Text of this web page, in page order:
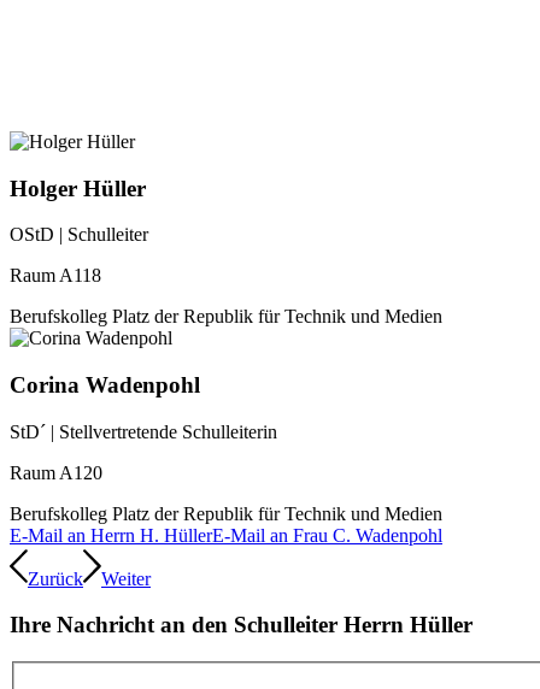
Holger Hüller
OStD | Schulleiter
Raum A118
Berufskolleg Platz der Republik für Technik und Medien
Corina Wadenpohl
StD´ | Stellvertretende Schulleiterin
Raum A120
Berufskolleg Platz der Republik für Technik und Medien
E-Mail an Herrn H. HüllerE-Mail an Frau C. Wadenpohl
Zurück Weiter
Ihre Nachricht an den Schulleiter Herrn Hüller